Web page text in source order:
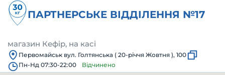
ПАРТНЕРСЬКЕ ВІДДІЛЕННЯ №17
магазин Кефір, на касі
Первомайськ вул. Голтянська ( 20-річчя Жовтня ), 100
Пн-Нд 07:30-22:00
Відчинено